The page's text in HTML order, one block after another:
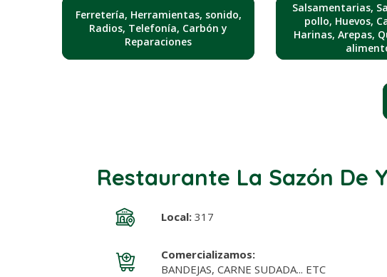
Ferretería, Herramientas, sonido,
Radios, Telefonía, Carbón y
Reparaciones
Salsamentarias,
pollo, Huevos,
Harinas, Arepas,
Restaurante La Sazón De
Local:317
Comercializamos:
BANDEJAS, CARNE SUDADA... ETC